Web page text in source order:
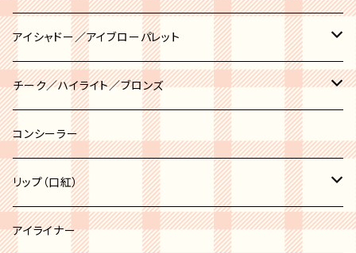
アイシャドー／アイブローパレット
アイブロー
アイシャドー
チーク／ハイライト／ブロンズ
チーク
チークポット
ハイライト
ブロンズ
コンシーラー
リップ（口紅）
リップパレット
アイライナー